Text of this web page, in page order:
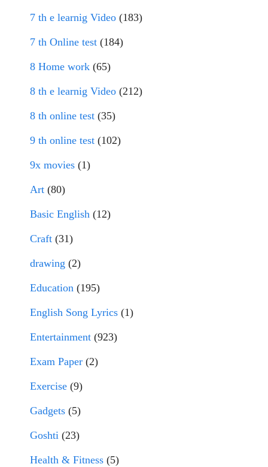
7 th e learnig Video (183)
7 th Online test (184)
8 Home work (65)
8 th e learnig Video (212)
8 th online test (35)
9 th online test (102)
9x movies (1)
Art (80)
Basic English (12)
Craft (31)
drawing (2)
Education (195)
English Song Lyrics (1)
Entertainment (923)
Exam Paper (2)
Exercise (9)
Gadgets (5)
Goshti (23)
Health & Fitness (5)